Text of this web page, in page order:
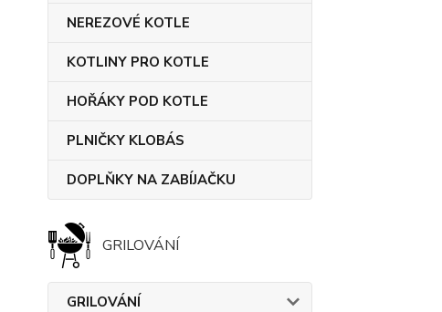
NEREZOVÉ KOTLE
KOTLINY PRO KOTLE
HOŘÁKY POD KOTLE
PLNIČKY KLOBÁS
DOPLŇKY NA ZABÍJAČKU
GRILOVÁNÍ
GRILOVÁNÍ